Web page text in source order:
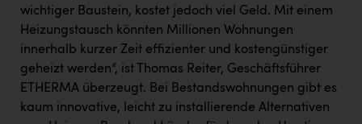
SCHMACHTL GmbH
Schwingshandl - automation technology gmbh
Seher + Partner
Smurfit Westrock Nettingsdorf
wichtiger Baustein, kostet jedoch viel Geld. Mit einem
Heizungstausch könnten Millionen Wohnungen
innerhalb kurzer Zeit effizienter und kostengünstiger
geheizt werden“, ist Thomas Reiter, Geschäftsführer
ETHERMA überzeugt. Bei Bestandswohnungen gibt es
kaum innovative, leicht zu installierende Alternativen